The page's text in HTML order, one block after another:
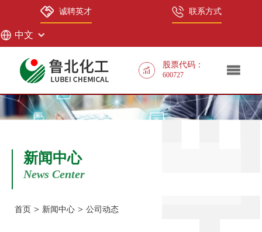
诚聘英才 联系方式
中文
中文
EN
股票代码：
600727
新闻中心
News Center
首页 > 新闻中心 > 公司动态